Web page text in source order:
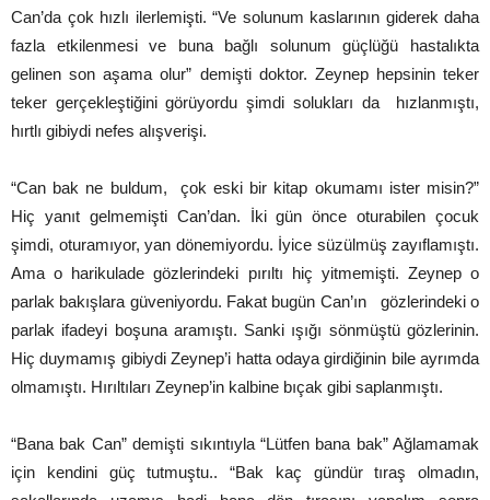
Can’da çok hızlı ilerlemişti. “Ve solunum kaslarının giderek daha
fazla etkilenmesi ve buna bağlı solunum güçlüğü hastalıkta
gelinen son aşama olur” demişti doktor. Zeynep hepsinin teker
teker gerçekleştiğini görüyordu şimdi solukları da hızlanmıştı,
hırtlı gibiydi nefes alışverişi.
“Can bak ne buldum, çok eski bir kitap okumamı ister misin?”
Hiç yanıt gelmemişti Can’dan. İki gün önce oturabilen çocuk
şimdi, oturamıyor, yan dönemiyordu. İyice süzülmüş zayıflamıştı.
Ama o harikulade gözlerindeki pırıltı hiç yitmemişti. Zeynep o
parlak bakışlara güveniyordu. Fakat bugün Can’ın gözlerindeki o
parlak ifadeyi boşuna aramıştı. Sanki ışığı sönmüştü gözlerinin.
Hiç duymamış gibiydi Zeynep’i hatta odaya girdiğinin bile ayrımda
olmamıştı. Hırıltıları Zeynep’in kalbine bıçak gibi saplanmıştı.
“Bana bak Can” demişti sıkıntıyla “Lütfen bana bak” Ağlamamak
için kendini güç tutmuştu.. “Bak kaç gündür tıraş olmadın,